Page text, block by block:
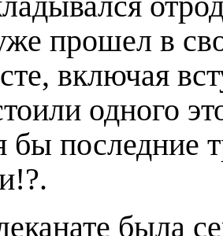
прошел в
включая
одного
бы последние
была